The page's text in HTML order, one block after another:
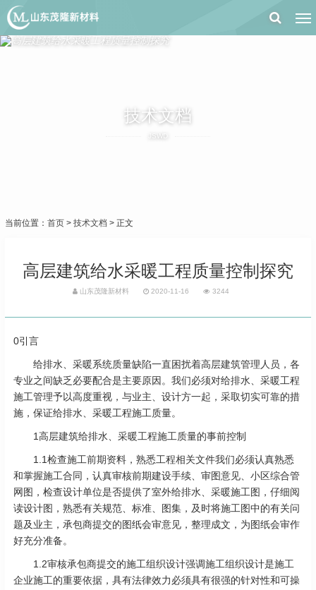
技术文档
JSWD
当前位置： 首页 > 技术文档 > 正文
高层建筑给水采暖工程质量控制探究
山东茂隆新材料 2020-11-16 3244
0引言
给排水、采暖系统质量缺陷一直困扰着高层建筑管理人员，各
专业之间缺乏必要配合是主要原因。我们必须对给排水、采暖工程
施工管理予以高度重视，与业主、设计方一起，采取切实可靠的措
施，保证给排水、采暖工程施工质量。
1高层建筑给排水、采暖工程施工质量的事前控制
1.1检查施工前期资料，熟悉工程相关文件我们必须认真熟悉
和掌握施工合同，认真审核前期建设手续、审图意见、小区综合管
网图，检查设计单位是否提供了室外给排水、采暖施工图，仔细阅
读设计图，熟悉有关规范、标准、图集，及时将施工图中的有关问
题及业主，承包商提交的图纸会审意见，整理成文，为图纸会审作
好充分准备。
1.2审核承包商提交的施工组织设计强调施工组织设计是施工
企业施工的重要依据，具有法律效力必须具有很强的针对性和可操